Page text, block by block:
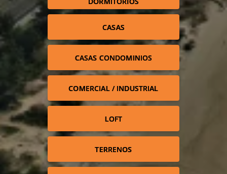
CASAS
CASAS CONDOMINIOS
COMERCIAL / INDUSTRIAL
LOFT
TERRENOS